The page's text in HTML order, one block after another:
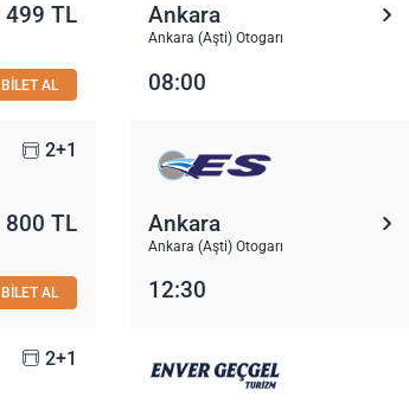
499 TL
BİLET AL
Ankara
Ankara (Aşti) Otogarı
08:00
2+1
800 TL
BİLET AL
Ankara
Ankara (Aşti) Otogarı
12:30
2+1